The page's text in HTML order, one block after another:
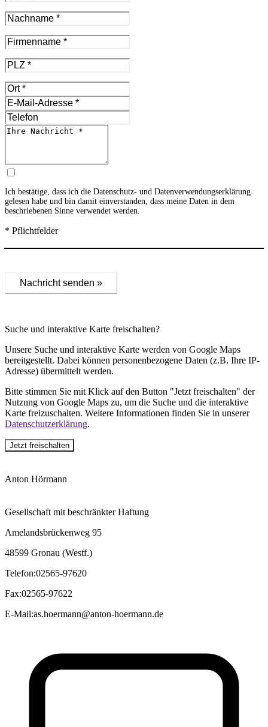
Ich bestätige, dass ich die Datenschutz- und Datenverwendungserklärung
gelesen habe und bin damit einverstanden, dass meine Daten in dem
beschriebenen Sinne verwendet werden.
* Pflichtfelder
Nachricht senden »
Suche und interaktive Karte freischalten?
Unsere Suche und interaktive Karte werden von Google Maps
bereitgestellt. Dabei können personenbezogene Daten (z.B. Ihre IP-
Adresse) übermittelt werden.
Bitte stimmen Sie mit Klick auf den Button "Jetzt freischalten" der
Nutzung von Google Maps zu, um die Suche und die interaktive
Karte freizuschalten. Weitere Informationen finden Sie in unserer
Datenschutzerklärung.
Jetzt freischalten
Anton Hörmann
Gesellschaft mit beschränkter Haftung
Amelandsbrückenweg 95
48599 Gronau (Westf.)
Telefon:02565-97620
Fax:02565-97622
E-Mail:as.hoermann@anton-hoermann.de